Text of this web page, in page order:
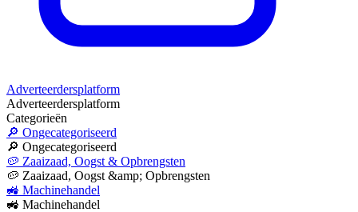
Adverteerdersplatform
Adverteerdersplatform
Categorieën
🔎 Ongecategoriseerd
🔎 Ongecategoriseerd
🥔 Zaaizaad, Oogst & Opbrengsten
🥔 Zaaizaad, Oogst &amp; Opbrengsten
🚜 Machinehandel
🚜 Machinehandel